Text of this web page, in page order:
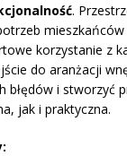
.
mieszkańców
korzystanie z
do aranżacji
błędów i stworzyć
jak i praktyczna.